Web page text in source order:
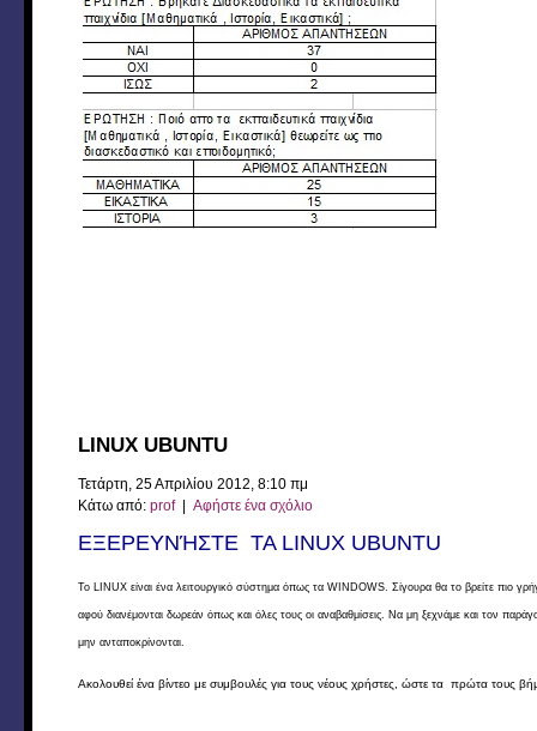
LINUX UBUNTU
Τετάρτη, 25 Απριλίου 2012, 8:10 πμ
Κάτω από: prof| Αφήστε ένα σχόλιο
ΕΞΕΡΕΥΝΉΣΤΕ ΤΑ LINUX UBUNTU
Το LINUX είναι ένα λειτουργικό σύστημα όπως τα WINDOWS. Σίγουρα θα το βρείτε πιο
αφού διανέμονται δωρεάν όπως και όλες τους οι αναβαθμίσεις. Να μη ξεχνάμε και τον
μην ανταποκρίνονται.
Ακολουθεί ένα βίντεο με συμβουλές για τους νέους χρήστες, ώστε τα πρώτα τους